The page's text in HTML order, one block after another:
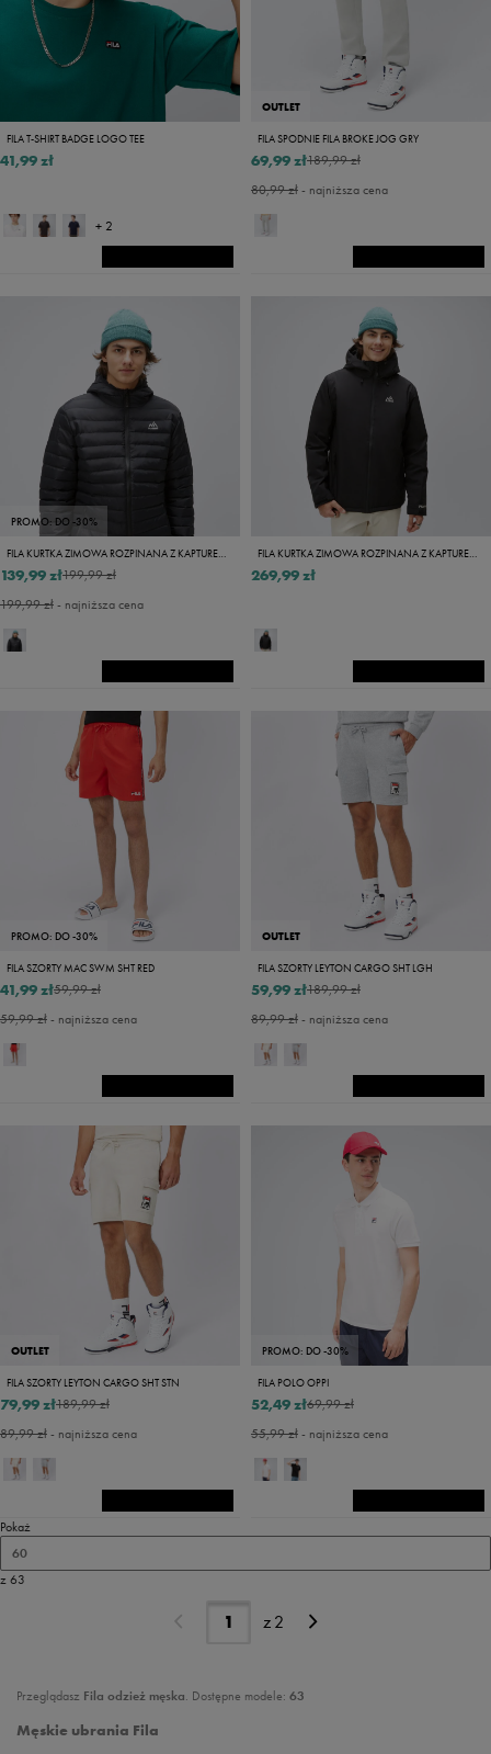
FILA T-SHIRT BADGE LOGO TEE
41,99 zł
+ 2
OUTLET
FILA SPODNIE FILA BROKE JOG GRY
189,99 zł
69,99 zł
80,99 zł- najniższa cena
PROMO: DO -30%
FILA KURTKA ZIMOWA ROZPINANA Z KAPTUREM FILIP
199,99 zł
139,99 zł
199,99 zł- najniższa cena
FILA KURTKA ZIMOWA ROZPINANA Z KAPTUREM LAMBROS
269,99 zł
PROMO: DO -30%
FILA SZORTY MAC SWM SHT RED
59,99 zł
41,99 zł
59,99 zł- najniższa cena
OUTLET
FILA SZORTY LEYTON CARGO SHT LGH
189,99 zł
59,99 zł
89,99 zł- najniższa cena
OUTLET
FILA SZORTY LEYTON CARGO SHT STN
189,99 zł
79,99 zł
89,99 zł- najniższa cena
PROMO: DO -30%
FILA POLO OPPI
69,99 zł
52,49 zł
55,99 zł- najniższa cena
Pokaż
60
z 63
z2
Przeglądasz Fila odzież męska. Dostępne modele: 63
Męskie ubrania Fila